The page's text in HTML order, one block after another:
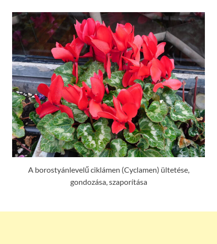
A borostyánlevelű ciklámen (Cyclamen) ültetése,
gondozása, szaporítása